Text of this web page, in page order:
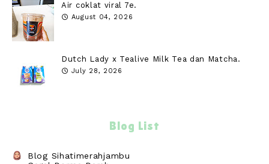
Air coklat viral 7e.
August 04, 2026
Dutch Lady x Tealive Milk Tea dan Matcha.
July 28, 2026
Blog List
Blog Sihatimerahjambu